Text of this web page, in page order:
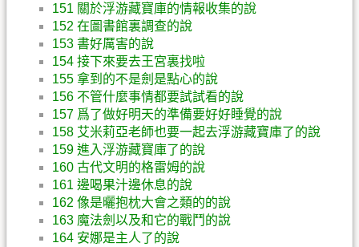
151 關於浮游藏寶庫的情報收集的說
152 在圖書館裏調查的說
153 書好厲害的說
154 接下來要去王宮裏找啦
155 拿到的不是劍是點心的說
156 不管什麼事情都要試試看的說
157 爲了做好明天的準備要好好睡覺的說
158 艾米莉亞老師也要一起去浮游藏寶庫了的說
159 進入浮游藏寶庫了的說
160 古代文明的格雷姆的說
161 邊喝果汁邊休息的說
162 像是曬抱枕大會之類的的說
163 魔法劍以及和它的戰鬥的說
164 安娜是主人了的說